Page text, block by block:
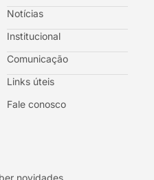
Notícias
Institucional
Comunicação
Links úteis
Fale conosco